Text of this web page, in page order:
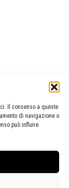
Il consenso a queste
di navigazione o
può influire
Galleria)